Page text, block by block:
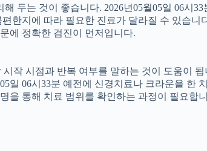
두는 것이 좋습니다. 2026년05월05일 06시
한지에 따라 필요한 진료가 달라질 수 있습
에 정확한 검진이 먼저입니다.
작 시점과 반복 여부를 말하는 것이 도움이
일 06시33분 예전에 신경치료나 크라운을
을 통해 치료 범위를 확인하는 과정이 필요합